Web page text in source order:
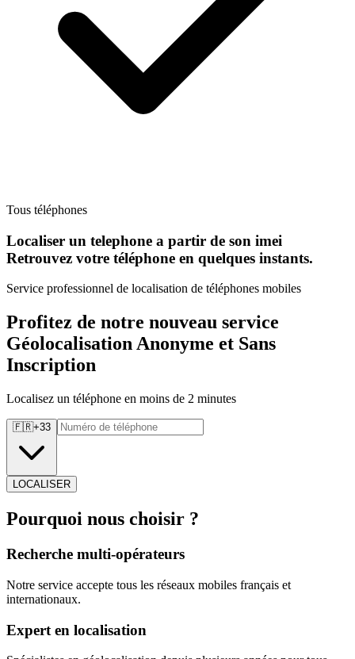
Tous téléphones
Localiser un telephone a partir de son imei
Retrouvez votre téléphone en quelques instants.
Service professionnel de localisation de téléphones mobiles
Profitez de notre nouveau service
Géolocalisation Anonyme et Sans
Inscription
Localisez un téléphone en moins de 2 minutes
🇫🇷+33
LOCALISER
Pourquoi nous choisir ?
Recherche multi-opérateurs
Notre service accepte tous les réseaux mobiles français et
internationaux.
Expert en localisation